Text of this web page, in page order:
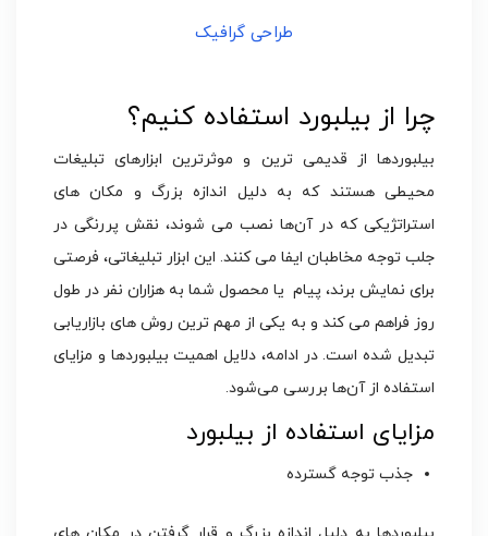
طراحی گرافیک
چرا از بیلبورد استفاده کنیم؟
بیلبوردها از قدیمی‌ ترین و موثرترین ابزارهای تبلیغات
محیطی هستند که به دلیل اندازه بزرگ و مکان های
استراتژیکی که در آن‌ها نصب می شوند، نقش پررنگی در
جلب توجه مخاطبان ایفا می کنند. این ابزار تبلیغاتی، فرصتی
برای نمایش برند، پیام یا محصول شما به هزاران نفر در طول
روز فراهم می‌ کند و به یکی از مهم ترین روش‌ های بازاریابی
تبدیل شده است. در ادامه، دلایل اهمیت بیلبوردها و مزایای
استفاده از آن‌ها بررسی می‌شود.
مزایای استفاده از بیلبورد
جذب توجه گسترده